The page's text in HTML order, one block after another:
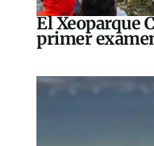
El Xeoparque
primer